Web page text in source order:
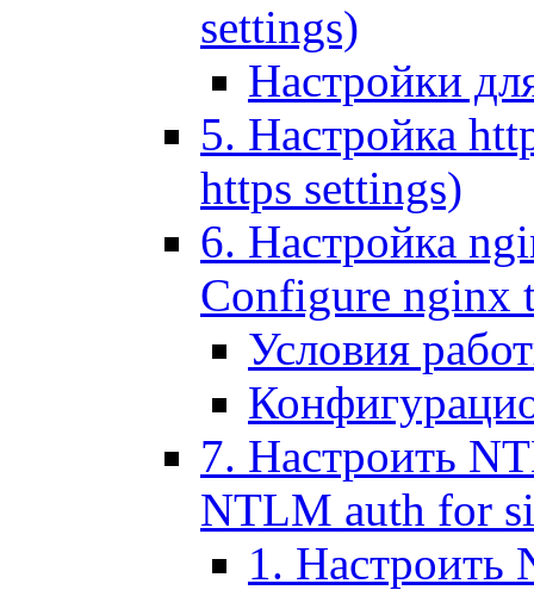
settings)
Настройки
5. Настройка
https settings)
6. Настройка
Configure nginx
Условия
7. Настроить
NTLM auth for
1. Настроить